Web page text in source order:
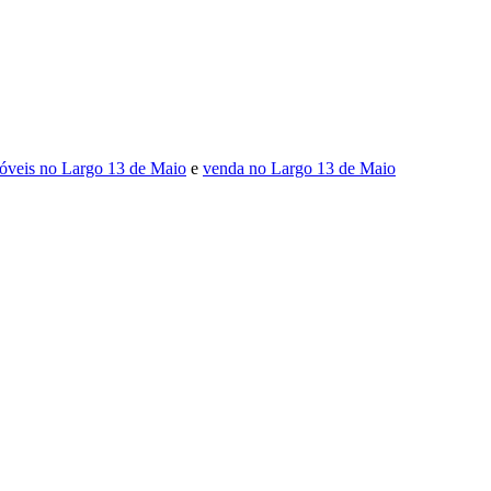
no Largo 13 de Maio e venda no Largo 13 de Maio